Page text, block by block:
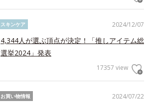
2024/12/07
スキンケア
4,344人が選ぶ頂点が決定！「推しアイテム総
選挙2024」発表
17357 view
2024/07/22
お買い物情報